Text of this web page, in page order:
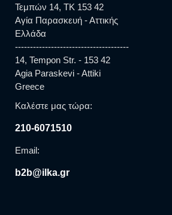
Τεμπών 14, TK 153 42
Αγία Παρασκευή - Αττικής
Ελλάδα
--------------------------------------
14, Tempon Str. - 153 42
Agia Paraskevi - Attiki
Greece
Καλέστε μας τώρα:
210-6071510
Email:
b2b@ilka.gr